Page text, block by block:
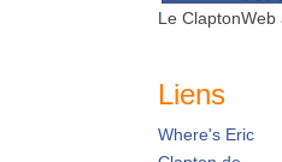
Le
Liens
Where's Eric